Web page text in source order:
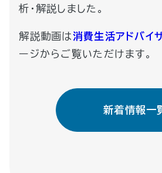
析・解説しました。
解説動画は消費生活アドバイ
ージからご覧いただけます。
新着情報一